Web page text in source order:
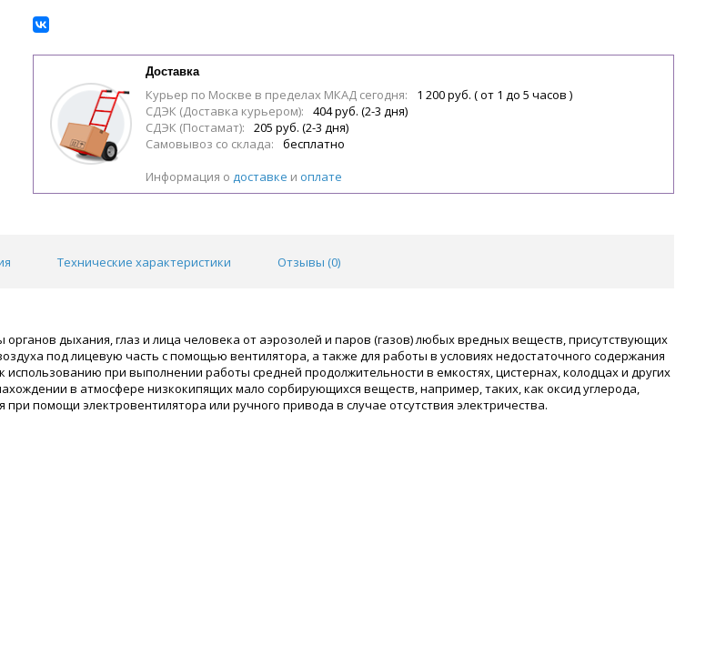
Доставка
Курьер по Москве в пределах МКАД сегодня:
1 200 руб. ( от 1 до 5 часов )
СДЭК (Доставка курьером):
404 руб. (2-3 дня)
СДЭК (Постамат):
205 руб. (2-3 дня)
Самовывоз со склада:
бесплатно
Информация о доставке и оплате
Технические характеристики Отзывы (0)
дыхания, глаз и лица человека от аэрозолей и паров (газов) любых вредных веществ, присутствующих
под лицевую часть с помощью вентилятора, а также для работы в условиях недостаточного содержания
при выполнении работы средней продолжительности в емкостях, цистернах, колодцах и других
в атмосфере низкокипящих мало сорбирующихся веществ, например, таких, как оксид углерода,
помощи электровентилятора или ручного привода в случае отсутствия электричества.